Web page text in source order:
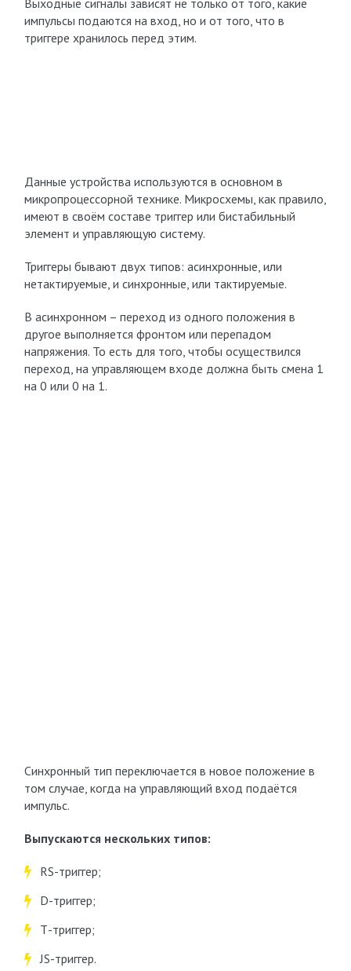
Выходные сигналы зависят не только от того, какие
импульсы подаются на вход, но и от того, что в
триггере хранилось перед этим.
Данные устройства используются в основном в
микропроцессорной технике. Микросхемы, как правило,
имеют в своём составе триггер или бистабильный
элемент и управляющую систему.
Триггеры бывают двух типов: асинхронные, или
нетактируемые, и синхронные, или тактируемые.
В асинхронном – переход из одного положения в
другое выполняется фронтом или перепадом
напряжения. То есть для того, чтобы осуществился
переход, на управляющем входе должна быть смена 1
на 0 или 0 на 1.
Синхронный тип переключается в новое положение в
том случае, когда на управляющий вход подаётся
импульс.
Выпускаются нескольких типов:
RS-триггер;
D-триггер;
Т-триггер;
JS-триггер.